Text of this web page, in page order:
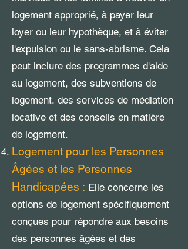
logement approprié, à payer leur
loyer ou leur hypothèque, et à éviter
l'expulsion ou le sans-abrisme. Cela
peut inclure des programmes d'aide
au logement, des subventions de
logement, des services de médiation
locative et des conseils en matière
de logement.
Logement pour les Personnes
Âgées et les Personnes
Handicapées : Elle concerne les
options de logement spécifiquement
conçues pour répondre aux besoins
des personnes âgées et des